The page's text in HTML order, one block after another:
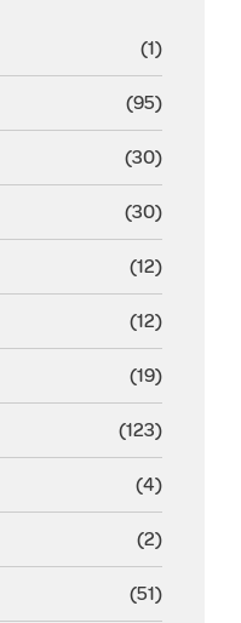
(1)
(95)
(30)
(30)
(12)
(12)
(19)
(123)
(4)
(2)
(51)